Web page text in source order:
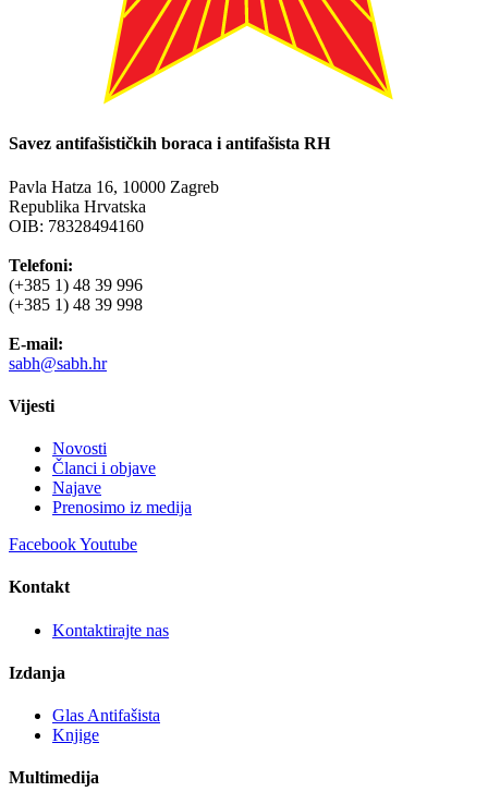
Savez antifašističkih boraca i antifašista RH
Pavla Hatza 16, 10000 Zagreb
Republika Hrvatska
OIB: 78328494160
Telefoni:
(+385 1) 48 39 996
(+385 1) 48 39 998
E-mail:
sabh@sabh.hr
Vijesti
Novosti
Članci i objave
Najave
Prenosimo iz medija
FacebookYoutube
Kontakt
Kontaktirajte nas
Izdanja
Glas Antifašista
Knjige
Multimedija